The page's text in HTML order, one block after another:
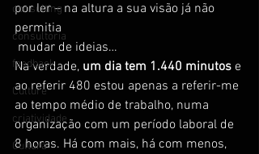
consulting
consultoria
feedback
Culture
criatividade
Cultura
por ler – na altura a sua visão já não
permitia
mudar de ideias…
Na verdade, um dia tem 1.440 minutos e
ao referir 480 estou apenas a referir-me
ao tempo médio de trabalho, numa
organização com um período laboral de
8 horas. Há com mais, há com menos,